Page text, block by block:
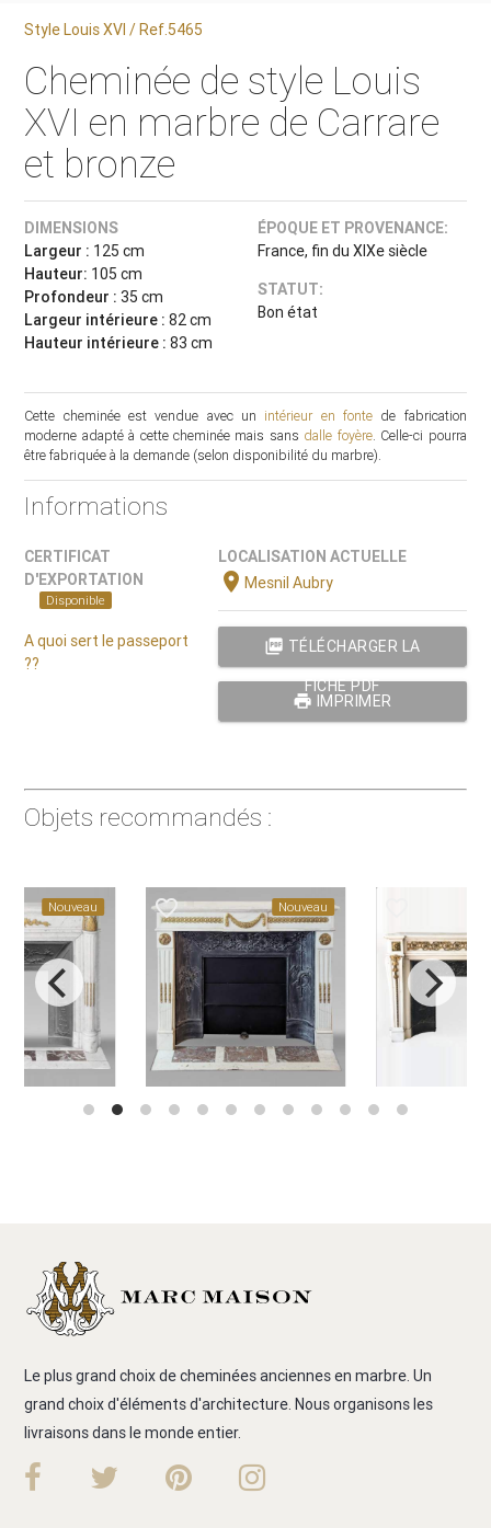
Style Louis XVI / Ref.5465
Cheminée de style Louis
XVI en marbre de Carrare
et bronze
DIMENSIONS
Largeur : 125 cm
Hauteur: 105 cm
Profondeur : 35 cm
Largeur intérieure :82 cm
Hauteur intérieure :83 cm
ÉPOQUE ET PROVENANCE:
France, fin du XIXe siècle
STATUT:
Bon état
Cette cheminée est vendue avec un intérieur en fontede fabrication
moderne adapté à cette cheminée mais sans dalle foyère. Celle-ci pourra
être fabriquée à la demande (selon disponibilité du marbre).
Informations
CERTIFICAT
D'EXPORTATION
Disponible
A quoi sert le passeport
??
LOCALISATION ACTUELLE
location_onMesnil Aubry
picture_as_pdf TÉLÉCHARGER LA
FICHE PDF
print IMPRIMER
Objets recommandés :
favorite_border Nouveau favorite_border
Le plus grand choix de cheminées anciennes en marbre. Un
grand choix d'éléments d'architecture. Nous organisons les
livraisons dans le monde entier.